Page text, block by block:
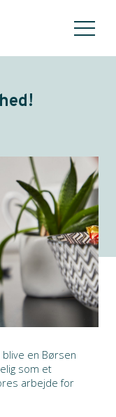
en Børsen
som et
arbejde for